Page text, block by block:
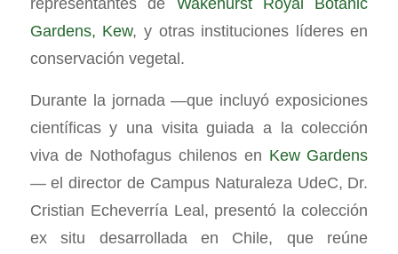
Gardens, Kew, y otras instituciones líderes en
conservación vegetal.
Durante la jornada —que incluyó exposiciones
científicas y una visita guiada a la colección
viva de Nothofagus chilenos en Kew Gardens
— el director de Campus Naturaleza UdeC, Dr.
Cristian Echeverría Leal, presentó la colección
ex situ desarrollada en Chile, que reúne